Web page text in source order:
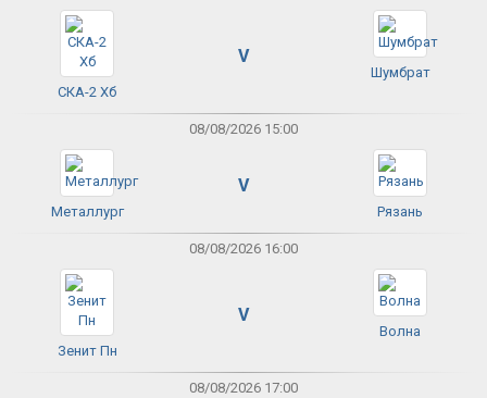
СКА-2 Хб
V
Шумбрат
08/08/2026 15:00
Металлург
V
Рязань
08/08/2026 16:00
Зенит Пн
V
Волна
08/08/2026 17:00